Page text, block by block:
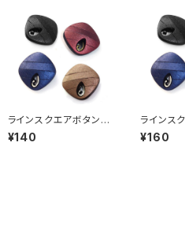
ラインスクエアボタン「1
6mm」（全4色）【A000
2】
¥140
ラインス
8mm」（
2】
¥160